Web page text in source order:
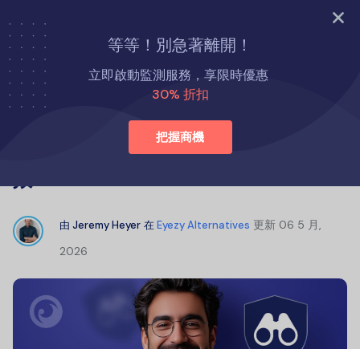
立即試用
等等！別急著離開！
立即啟動監測服務，享限時優惠
30% 折扣
把握商機
首頁
Eyezy 替代方案
SpyX 評論：SpyX 如何運作？是否有效？
SpyX 評論：SpyX 如何運作？是否有
由 Jeremy Heyer 在Eyezy Alternatives 更新 06 5 月,
2026